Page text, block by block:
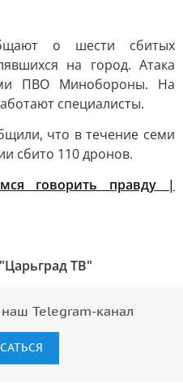
о шести сбитых
на город. Атака
ПВО Минобороны. На
специалисты.
что в течение семи
сбито 110 дронов.
говорить правду |
ТВ"
Telegram-канал